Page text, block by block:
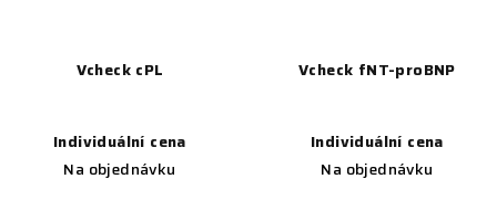
Vcheck cPL
Individuální cena
Na objednávku
Vcheck fNT-proBNP
Individuální cena
Na objednávku